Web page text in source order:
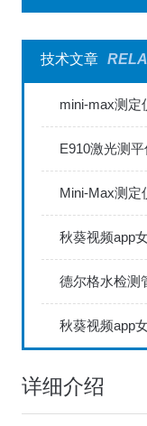
技术文章
mini-max测定
E910激光测
详细介绍